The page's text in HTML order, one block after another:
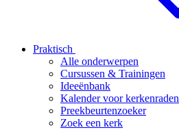
Praktisch
Alle onderwerpen
Cursussen & Trainingen
Ideeënbank
Kalender voor kerkenraden
Preekbeurtenzoeker
Zoek een kerk